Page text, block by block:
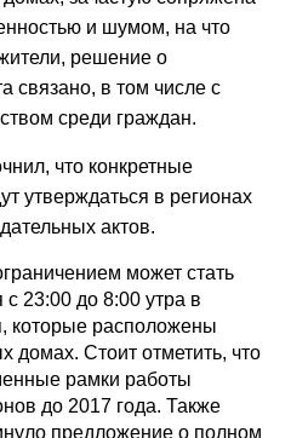
и шумом, на что
решение о
связано, в том числе с
среди граждан.
что конкретные
утверждаться в регионах
актов.
может стать
с 23:00 до 8:00 утра в
которые расположены
домах. Стоит отметить, что
рамки работы
до 2017 года. Также
предложение о полном